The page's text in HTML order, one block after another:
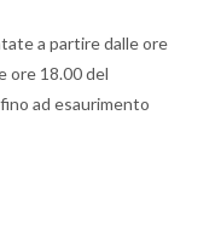
a partire dalle ore
ore 18.00 del
ad esaurimento